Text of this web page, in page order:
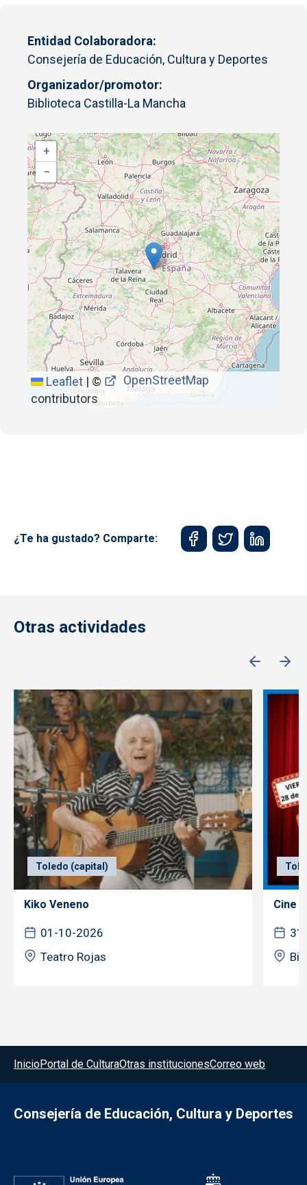
Entidad Colaboradora
Consejería de Educación, Cultura y Deportes
Organizador/promotor
Biblioteca Castilla-La Mancha
+
−
Leaflet|©
OpenStreetMap
contributors
¿Te ha gustado? Comparte:
Otras actividades
Toledo (capital)
Kiko Veneno
01-10-2026
Teatro Rojas
Cine
Menú del pie
InicioPortal de CulturaOtras institucionesCorreo web
Consejería de Educación, Cultura y Deportes